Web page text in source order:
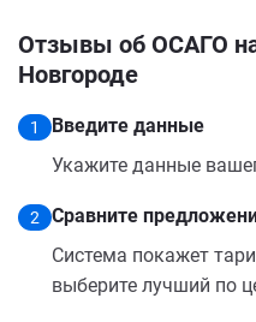
Отзывы об ОСАГО
Новгороде
1
Введите данные
Укажите данные
2
Сравните
Система покажет
выберите лучший по